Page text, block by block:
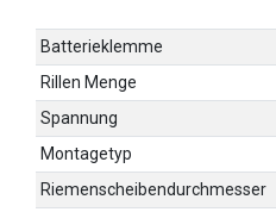
Batterieklemme
Rillen Menge
Spannung
Montagetyp
Riemenscheibendurchmesser